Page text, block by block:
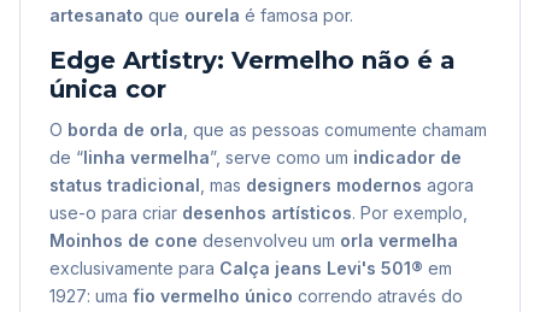
artesanato que ourela é famosa por.
Edge Artistry: Vermelho não é a
única cor
O borda de orla , que as pessoas comumente chamam
de “linha vermelha”, serve como um indicador de
status tradicional , mas designers modernos agora
use-o para criar desenhos artísticos. Por exemplo,
Moinhos de cone desenvolveu um orla vermelha
exclusivamente para Calça jeans Levi's 501® em
1927: uma fio vermelho único correndo através do